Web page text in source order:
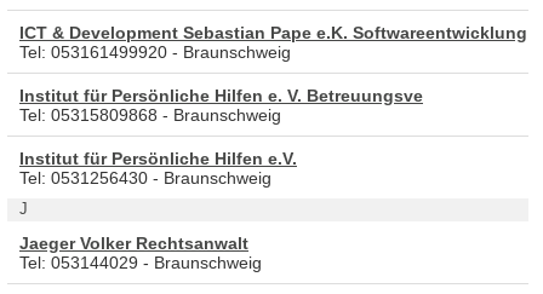
ICT & Development Sebastian Pape e.K. Softwareentwicklung
Tel: 053161499920 - Braunschweig
Institut für Persönliche Hilfen e. V. Betreuungsve
Tel: 05315809868 - Braunschweig
Institut für Persönliche Hilfen e.V.
Tel: 0531256430 - Braunschweig
J
Jaeger Volker Rechtsanwalt
Tel: 053144029 - Braunschweig